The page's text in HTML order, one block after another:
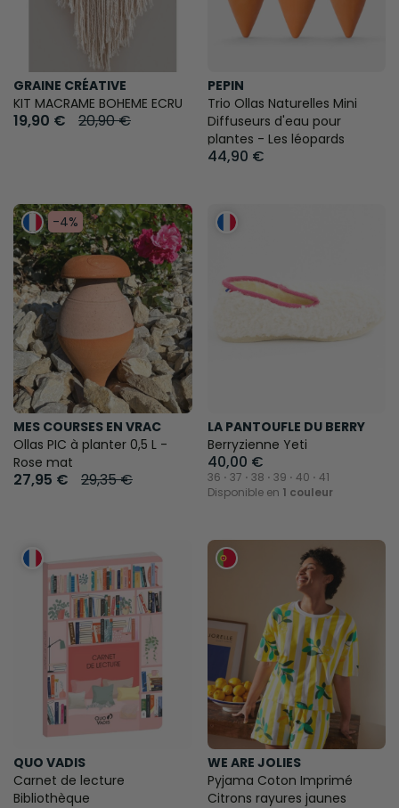
GRAINE CRÉATIVE
KIT MACRAME BOHEME ECRU
19,90 € 20,90 €
PEPIN
Trio Ollas Naturelles Mini
Diffuseurs d'eau pour
plantes - Les léopards
44,90 €
-4%
MES COURSES EN VRAC
Ollas PIC à planter 0,5 L -
Rose mat
27,95 € 29,35 €
LA PANTOUFLE DU BERRY
Berryzienne Yeti
40,00 €
36 ⋅ 37 ⋅ 38 ⋅ 39 ⋅ 40 ⋅ 41
Disponible en 1 couleur
QUO VADIS
Carnet de lecture
Bibliothèque
WE ARE JOLIES
Pyjama Coton Imprimé
Citrons rayures jaunes